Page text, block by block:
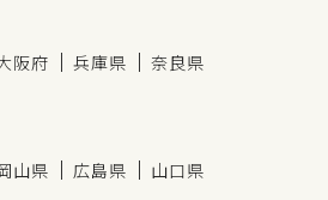
阪府 兵庫県
奈良県
山県 広島県 山口県